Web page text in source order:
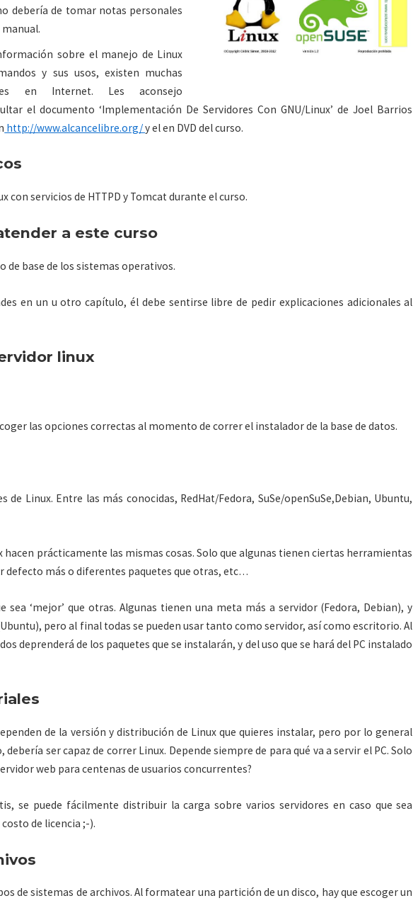
debería de tomar notas personales
sobre el manejo de Linux
y sus usos, existen muchas
en Internet. Les aconsejo
el documento ‘Implementación De Servidores Con GNU/Linux’ de Joel Barrios
http://www.alcancelibre.org/y el en DVD del curso.
con servicios de HTTPD y Tomcat durante el curso.
a este curso
de base de los sistemas operativos.
en un u otro capítulo, él debe sentirse libre de pedir explicaciones adicionales al
linux
las opciones correctas al momento de correr el instalador de la base de datos.
de Linux. Entre las más conocidas, RedHat/Fedora, SuSe/openSuSe,Debian, Ubuntu,
hacen prácticamente las mismas cosas. Solo que algunas tienen ciertas herramientas
defecto más o diferentes paquetes que otras, etc…
sea ‘mejor’ que otras. Algunas tienen una meta más a servidor (Fedora, Debian), y
pero al final todas se pueden usar tanto como servidor, así como escritorio. Al
deprenderá de los paquetes que se instalarán, y del uso que se hará del PC instalado
de la versión y distribución de Linux que quieres instalar, pero por lo general
ser capaz de correr Linux. Depende siempre de para qué va a servir el PC. Solo
web para centenas de usuarios concurrentes?
se puede fácilmente distribuir la carga sobre varios servidores en caso que sea
de licencia ;-).
de sistemas de archivos. Al formatear una partición de un disco, hay que escoger un